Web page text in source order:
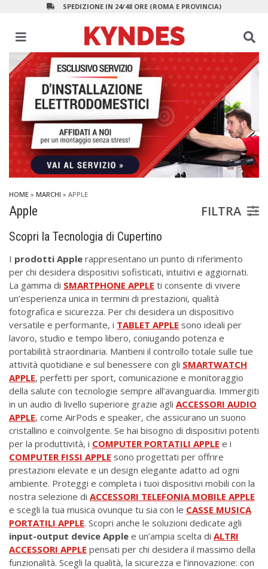
SPEDIZIONE IN 24/48 ORE (ROMA E PROVINCIA)
HOME » MARCHI » APPLE
Apple FILTRA
Scopri la Tecnologia di Cupertino
I prodotti Apple rappresentano un punto di riferimento
per chi desidera dispositivi sofisticati, intuitivi e aggiornati.
La gamma di SMARTPHONE APPLE ti consente di vivere
un’esperienza unica in termini di prestazioni, qualità
fotografica e sicurezza. Per chi desidera un dispositivo
versatile e performante, i TABLET APPLE sono ideali per
lavoro, studio e tempo libero, coniugando potenza e
portabilità straordinaria. Mantieni il controllo totale sulle tue
attività quotidiane e sul benessere con gli SMARTWATCH
APPLE, perfetti per sport, comunicazione e monitoraggio
della salute con tecnologie sempre all’avanguardia. Immergiti
in un audio di livello superiore grazie agli ACCESSORI AUDIO
APPLE, come AirPods e speaker, che assicurano un suono
cristallino e coinvolgente. Se hai bisogno di dispositivi potenti
per la produttività, i COMPUTER PORTATILI APPLE e i
COMPUTER FISSI APPLE sono progettati per offrire
prestazioni elevate e un design elegante adatto ad ogni
ambiente. Proteggi e completa i tuoi dispositivi mobili con la
nostra selezione di ACCESSORI TELEFONIA MOBILE APPLE
e scegli la tua musica ovunque tu sia con le CASSE MUSICA
PORTATILI APPLE. Scopri anche le soluzioni dedicate agli
input-output device Apple e un’ampia scelta di ALTRI
ACCESSORI APPLE pensati per chi desidera il massimo della
funzionalità. Scegli la qualità, la sicurezza e l’innovazione: con